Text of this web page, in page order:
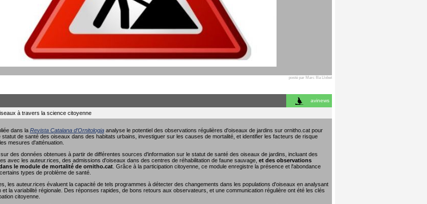
posté par Marc Illa Llobet
avinews
à travers la science citoyenne
dans la Revista Catalana d’Ornitologiaanalyse le potentiel des observations régulières d'oiseaux de jardins sur ornitho.cat pour
de santé des oiseaux dans des habitats urbains, investiguer sur les causes de mortalité, et identifier les facteurs de risque
mesures d'atténuation.
des données obtenues à partir de différentes sources d'information sur le statut de santé des oiseaux de jardins, incluant des
avec les auteur.rices, des admissions d'oiseaux dans des centres de réhabilitation de faune sauvage, et des observations
le module de mortalité de ornitho.cat. Grâce à la participation citoyenne, ce module enregistre la présence et l'abondance
types de problème de santé.
les auteur.rices évaluent la capacité de tels programmes à détecter des changements dans les populations d'oiseaux en analysant
et la variabilité régionale. Des réponses rapides, de bons retours aux observateurs, et une communication régulière ont été les clés
citoyenne.